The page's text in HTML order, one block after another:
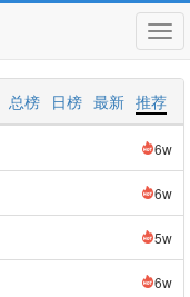
推荐
最新
日榜
总榜
6w
6w
5w
6w